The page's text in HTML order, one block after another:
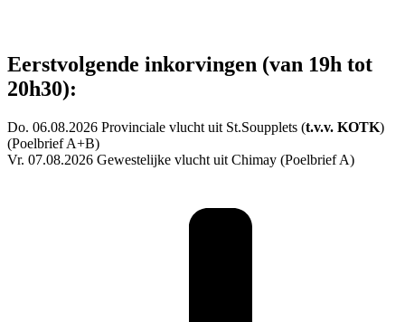
Eerstvolgende inkorvingen (van 19h tot
20h30):
Do. 06.08.2026 Provinciale vlucht uit St.Soupplets (t.v.v. KOTK)
(Poelbrief A+B)
Vr. 07.08.2026 Gewestelijke vlucht uit Chimay (Poelbrief A)